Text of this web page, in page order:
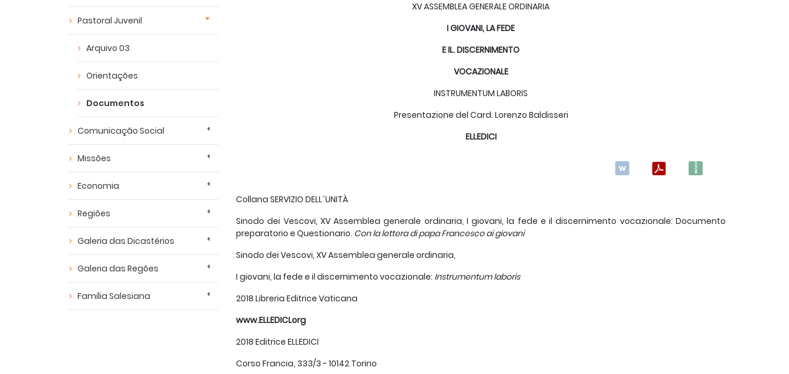
Pastoral Juvenil
Arquivo 03
Orientações
Documentos
Comunicação Social
Missões
Economia
Regiões
Galeria das Dicastérios
Galeria das Regões
Família Salesiana
XV ASSEMBLEA GENERALE ORDINARIA
I GIOVANI, LA FEDE
E IL. DISCERNIMENTO
VOCAZIONALE
INSTRUMENTUM LABORIS
Presentazione del Card. Lorenzo Baldisseri
ELLEDICI
Collana SERVIZIO DELL´UNITÀ
Sinodo dei Vescovi, XV Assemblea generale ordinaria, I giovani, la fede e il discernimento vocazionale: Documento
preparatorio e Questionario. Con la lettera di papa Francesco ai giovani
Sinodo dei Vescovi, XV Assemblea generale ordinaria,
I giovani, la fede e il discernimento vocazionale: Instrumentum laboris
2018 Libreria Editrice Vaticana
www.ELLEDICLorg
2018 Editrice ELLEDICI
Corso Francia, 333/3 - 10142 Torino